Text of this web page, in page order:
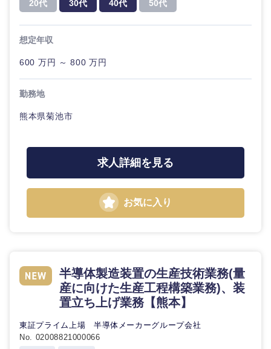
海外
20代 30代 40代 50代
想定年収
600 万円 ～ 800 万円
勤務地
熊本県菊池市
求人詳細を見る
お気に入り
半導体製造装置の生産技術業務(量
産に向けた生産工程構築業務)、装
置立ち上げ業務【熊本】
東証プライム上場 半導体メーカーグループ会社
No. 02008821000066